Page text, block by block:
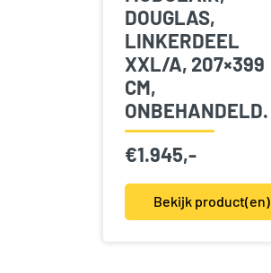
DOUGLAS,
LINKERDEEL
XXL/A, 207×399
CM,
ONBEHANDELD.
€1.945,-
Bekijk product(en)